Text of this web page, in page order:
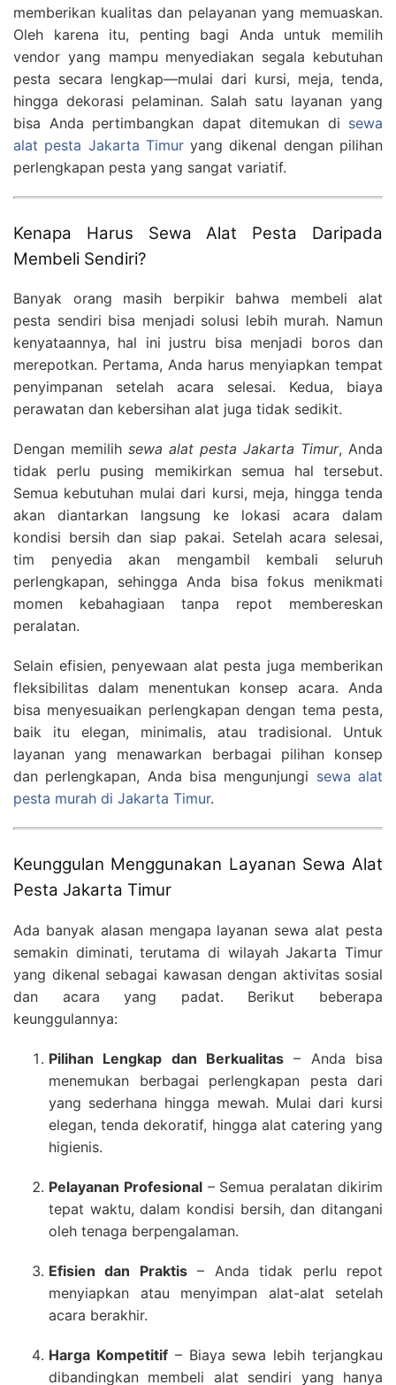
memberikan kualitas dan pelayanan yang memuaskan.
Oleh karena itu, penting bagi Anda untuk memilih
vendor yang mampu menyediakan segala kebutuhan
pesta secara lengkap—mulai dari kursi, meja, tenda,
hingga dekorasi pelaminan. Salah satu layanan yang
bisa Anda pertimbangkan dapat ditemukan di sewa
alat pesta Jakarta Timuryang dikenal dengan pilihan
perlengkapan pesta yang sangat variatif.
Kenapa Harus Sewa Alat Pesta Daripada
Membeli Sendiri?
Banyak orang masih berpikir bahwa membeli alat
pesta sendiri bisa menjadi solusi lebih murah. Namun
kenyataannya, hal ini justru bisa menjadi boros dan
merepotkan. Pertama, Anda harus menyiapkan tempat
penyimpanan setelah acara selesai. Kedua, biaya
perawatan dan kebersihan alat juga tidak sedikit.
Dengan memilih sewa alat pesta Jakarta Timur, Anda
tidak perlu pusing memikirkan semua hal tersebut.
Semua kebutuhan mulai dari kursi, meja, hingga tenda
akan diantarkan langsung ke lokasi acara dalam
kondisi bersih dan siap pakai. Setelah acara selesai,
tim penyedia akan mengambil kembali seluruh
perlengkapan, sehingga Anda bisa fokus menikmati
momen kebahagiaan tanpa repot membereskan
peralatan.
Selain efisien, penyewaan alat pesta juga memberikan
fleksibilitas dalam menentukan konsep acara. Anda
bisa menyesuaikan perlengkapan dengan tema pesta,
baik itu elegan, minimalis, atau tradisional. Untuk
layanan yang menawarkan berbagai pilihan konsep
dan perlengkapan, Anda bisa mengunjungi sewa alat
pesta murah di Jakarta Timur.
Keunggulan Menggunakan Layanan Sewa Alat
Pesta Jakarta Timur
Ada banyak alasan mengapa layanan sewa alat pesta
semakin diminati, terutama di wilayah Jakarta Timur
yang dikenal sebagai kawasan dengan aktivitas sosial
dan acara yang padat. Berikut beberapa
keunggulannya:
Pilihan Lengkap dan Berkualitas – Anda bisa
menemukan berbagai perlengkapan pesta dari
yang sederhana hingga mewah. Mulai dari kursi
elegan, tenda dekoratif, hingga alat catering yang
higienis.
Pelayanan Profesional– Semua peralatan dikirim
tepat waktu, dalam kondisi bersih, dan ditangani
oleh tenaga berpengalaman.
Efisien dan Praktis– Anda tidak perlu repot
menyiapkan atau menyimpan alat-alat setelah
acara berakhir.
Harga Kompetitif– Biaya sewa lebih terjangkau
dibandingkan membeli alat sendiri yang hanya